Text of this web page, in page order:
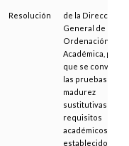
Resolución
de la Dirección
General de
Ordenación
Académica, por la
que se convocan
las pruebas de
madurez
sustitutivas de
requisitos
académicos
establecidos